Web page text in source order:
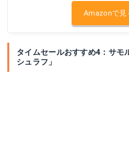
Amazonで見
タイムセールおすすめ4：サモ
シュラフ」